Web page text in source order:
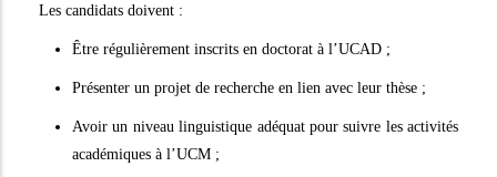
Les candidats doivent :
Être régulièrement inscrits en doctorat à l’UCAD ;
Présenter un projet de recherche en lien avec leur thèse ;
Avoir un niveau linguistique adéquat pour suivre les activités
académiques à l’UCM ;